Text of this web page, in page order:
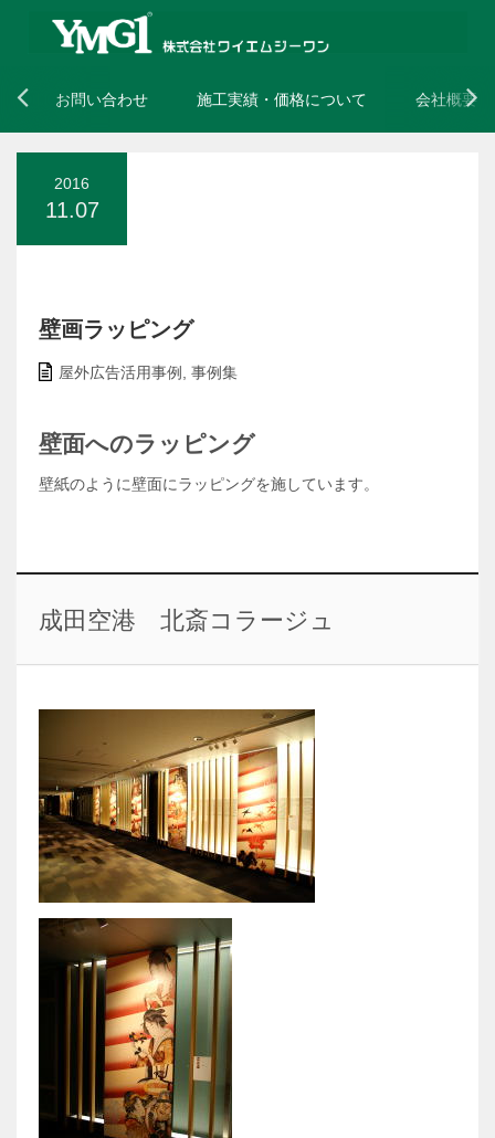
お問い合わせ 施工実績・価格について 会社概要
2016
11.07
壁画ラッピング
屋外広告活用事例 事例集
壁面へのラッピング
壁紙のように壁面にラッピングを施しています。
成田空港 北斎コラージュ